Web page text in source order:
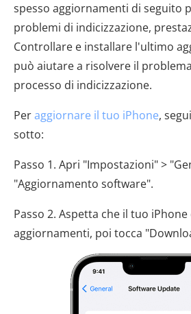
spesso aggiornamenti di seguito
problemi di indicizzazione,
Controllare e installare l'ultimo
può aiutare a risolvere il
processo di indicizzazione.
Peraggiornare il tuo iPhone,
sotto:
Passo 1. Apri "Impostazioni" >
"Aggiornamento software".
Passo 2. Aspetta che il tuo
aggiornamenti, poi tocca